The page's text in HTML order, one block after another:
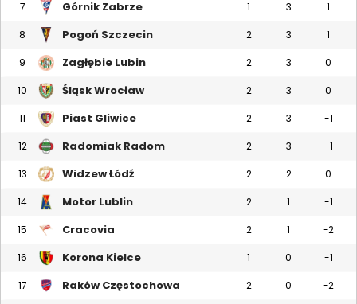
7 Górnik Zabrze 1 3 1
8 Pogoń Szczecin 2 3 1
9 Zagłębie Lubin 2 3 0
10 Śląsk Wrocław 2 3 0
11 Piast Gliwice 2 3 -1
12 Radomiak Radom 2 3 -1
13 Widzew Łódź 2 2 0
14 Motor Lublin 2 1 -1
15 Cracovia 2 1 -2
16 Korona Kielce 1 0 -1
17 Raków Częstochowa 2 0 -2